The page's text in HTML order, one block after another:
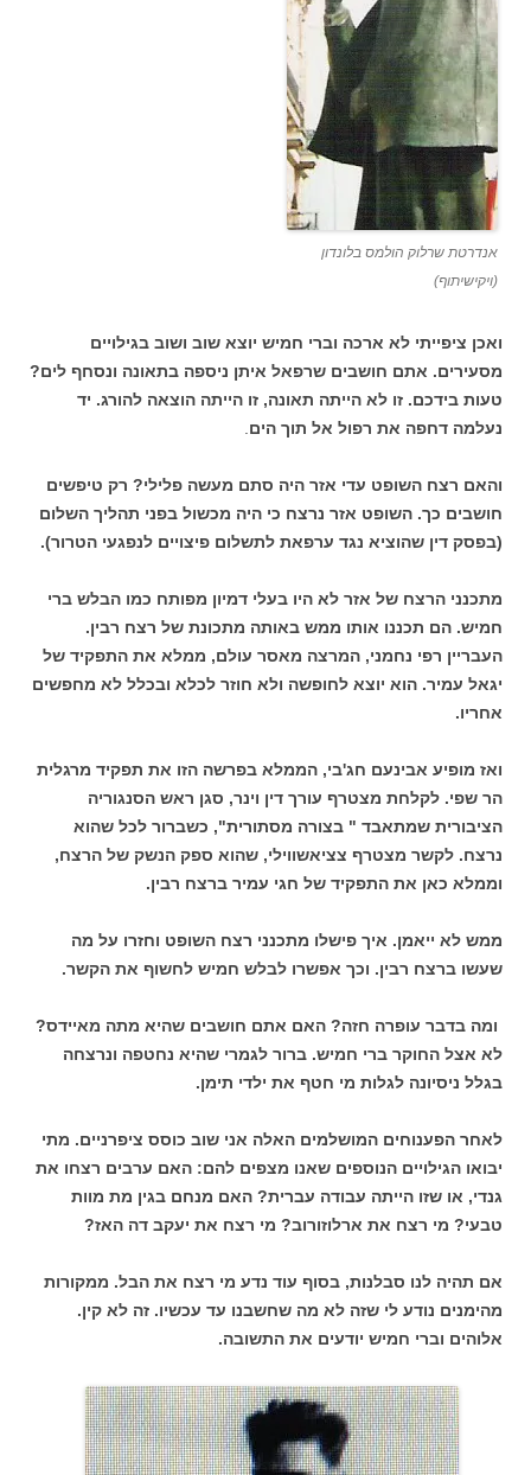
אנדרטת שרלוק הולמס בלונדון
(ויקישיתוף)
ואכן ציפייתי לא ארכה וברי חמיש יוצא שוב ושוב בגילויים
מסעירים. אתם חושבים שרפאל איתן ניספה בתאונה ונסחף לים?
טעות בידכם. זו לא הייתה תאונה, זו הייתה הוצאה להורג. יד
נעלמה דחפה את רפול אל תוך הים
והאם רצח השופט עדי אזר היה סתם מעשה פלילי? רק טיפשים
חושבים כך. השופט אזר נרצח כי היה מכשול בפני תהליך השלום
(בפסק דין שהוציא נגד ערפאת לתשלום פיצויים לנפגעי הטרור).
מתכנני הרצח של אזר לא היו בעלי דמיון מפותח כמו הבלש ברי
חמיש. הם תכננו אותו ממש באותה מתכונת של רצח רבין.
העבריין רפי נחמני, המרצה מאסר עולם, ממלא את התפקיד של
יגאל עמיר. הוא יוצא לחופשה ולא חוזר לכלא ובכלל לא מחפשים
אחריו.
ואז מופיע אבינעם חג'בי, הממלא בפרשה הזו את תפקיד מרגלית
הר שפי. לקלחת מצטרף עורך דין וינר, סגן ראש הסנגוריה
הציבורית שמתאבד " בצורה מסתורית", כשברור לכל שהוא
נרצח. לקשר מצטרף צציאשווילי, שהוא ספק הנשק של הרצח,
וממלא כאן את התפקיד של חגי עמיר ברצח רבין.
ממש לא ייאמן. איך פישלו מתכנני רצח השופט וחזרו על מה
שעשו ברצח רבין. וכך אפשרו לבלש חמיש לחשוף את הקשר.
ומה בדבר עופרה חזה? האם אתם חושבים שהיא מתה מאיידס?
לא אצל החוקר ברי חמיש. ברור לגמרי שהיא נחטפה ונרצחה
בגלל ניסיונה לגלות מי חטף את ילדי תימן.
לאחר הפענוחים המושלמים האלה אני שוב כוסס ציפרניים. מתי
יבואו הגילויים הנוספים שאנו מצפים להם: האם ערבים רצחו את
גנדי, או שזו הייתה עבודה עברית? האם מנחם בגין מת מוות
טבעי? מי רצח את ארלוזורוב? מי רצח את יעקב דה האז?
אם תהיה לנו סבלנות, בסוף עוד נדע מי רצח את הבל. ממקורות
מהימנים נודע לי שזה לא מה שחשבנו עד עכשיו. זה לא קין.
אלוהים וברי חמיש יודעים את התשובה.